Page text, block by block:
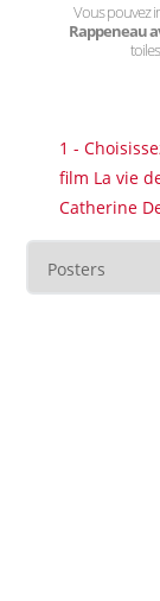
Vous pouvez
Rappeneau
1 -
film La vie
Catherine